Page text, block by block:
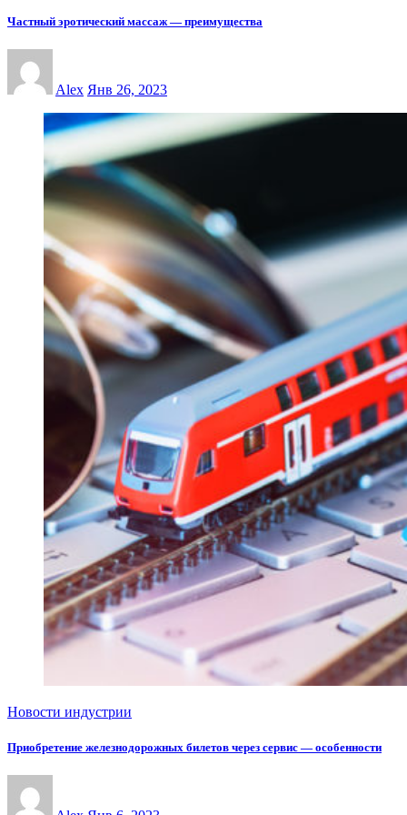
Частный эротический массаж — преимущества
Alex Янв 26, 2023
Новости индустрии
Приобретение железнодорожных билетов через сервис — особенности